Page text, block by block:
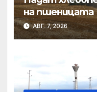
на пшеницата
АВГ. 7, 2026